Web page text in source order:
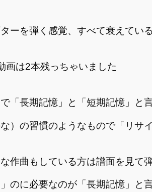
ーを弾く感覚、すべて衰えてい
画は2本残っちゃいました
「長期記憶」と「短期記憶」と
）の習慣のようなもので「リ
作曲もしている方は譜面を見て
のに必要なのが「長期記憶」と